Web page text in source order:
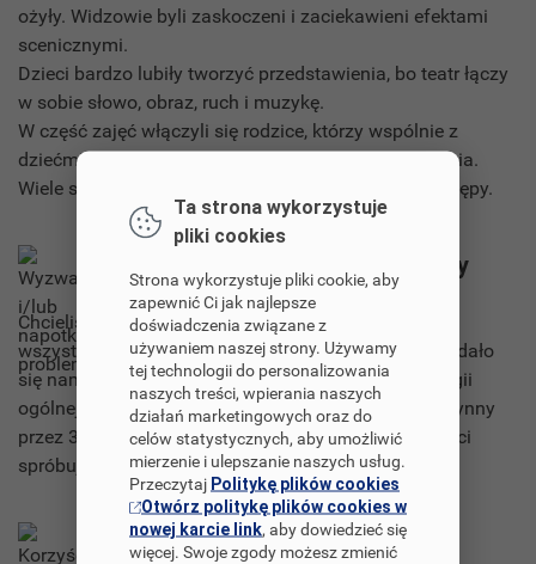
ożyły. Widzowie byli zaskoczeni i zaciekawieni efektami
scenicznymi.
Dzieci bardzo lubiły tworzyć przedstawienia, bo teatr łączy
w sobie słowo, obraz, ruch i muzykę.
W część zajęć włączyli się rodzice, którzy wspólnie z
dziećmi przygotowywali lalki i tworzyli przedstawienia.
Wiele satysfakcji i radości sprawiła im wspólne występy.
Wyzwania i/lub napotkane problemy
Chcieliśmy objąć naszymi działaniami projektowymi
wszystkie oddziały w naszym szpitalu. Jednak nie udało
się nam dotrzeć do dzieci przebywających na chirurgii
ogólnej, neurochirurgii. Ten ostatni oddział był nieczynny
przez 3 miesiące od stycznia do marca. W przyszłości
spróbujemy zorganizować tam warsztaty.
Korzyści dla uczniów
Ta strona wykorzystuje
pliki cookies
Strona wykorzystuje pliki cookie, aby
zapewnić Ci jak najlepsze
doświadczenia związane z
używaniem naszej strony. Używamy
tej technologii do personalizowania
naszych treści, wpierania naszych
działań marketingowych oraz do
celów statystycznych, aby umożliwić
mierzenie i ulepszanie naszych usług.
Przeczytaj Politykę plików cookies
Otwórz politykę plików cookies w
nowej karcie link, aby dowiedzieć się
więcej. Swoje zgody możesz zmienić